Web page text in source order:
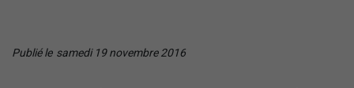
Publié le samedi 19 novembre 2016